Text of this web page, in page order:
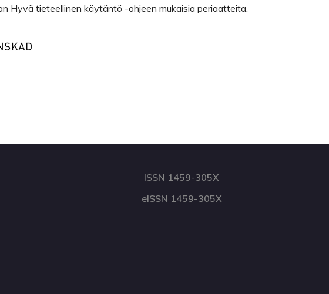
Hyvä tieteellinen käytäntö -ohjeen mukaisia periaatteita.
ISSN 1459-305X
eISSN 1459-305X